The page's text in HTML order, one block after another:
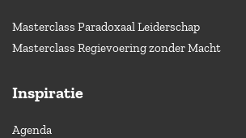
Masterclass Paradoxaal Leiderschap
Masterclass Regievoering zonder Macht
Inspiratie
Agenda